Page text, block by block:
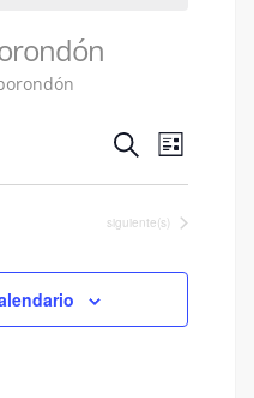
de
y
de
Buscar
de
Lista
Eventos
siguiente(s)